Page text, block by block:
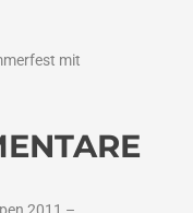
mit